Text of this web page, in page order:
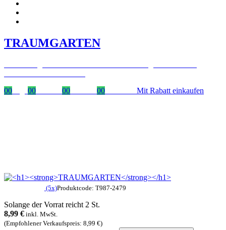
TRAUMGARTEN
00
00 00 00 Mit Rabatt einkaufen
(5x)Produktcode: T987-2479
Solange der Vorrat reicht 2 St.
8,99 € inkl. MwSt.
(Empfohlener Verkaufspreis: 8,99 €)